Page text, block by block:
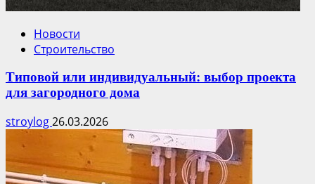
Новости
Строительство
Типовой или индивидуальный: выбор проекта
для загородного дома
stroylog26.03.2026